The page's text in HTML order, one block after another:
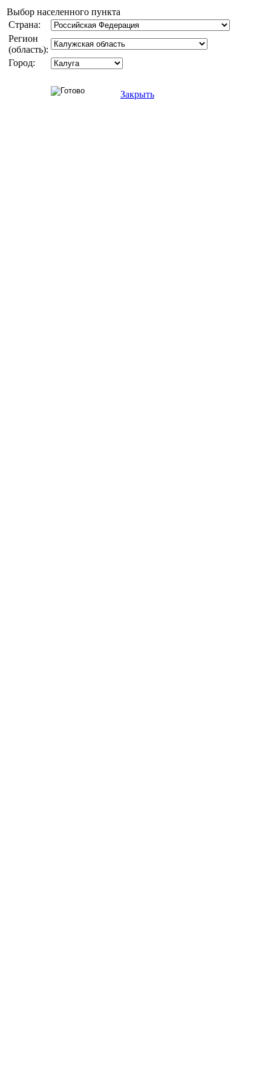
Выбор населенного пункта
Страна:
Регион
(область):
Город:
Закрыть